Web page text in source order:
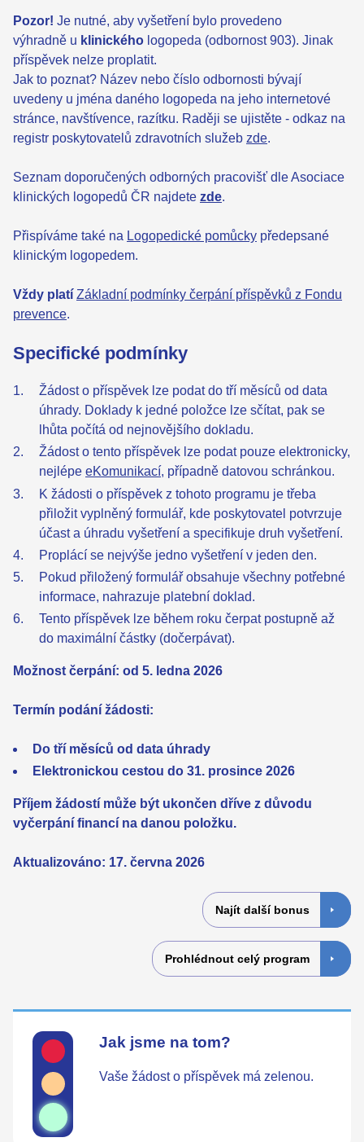
Pozor! Je nutné, aby vyšetření bylo provedeno
výhradně u klinického logopeda (odbornost 903). Jinak
příspěvek nelze proplatit.
Jak to poznat? Název nebo číslo odbornosti bývají
uvedeny u jména daného logopeda na jeho internetové
stránce, navštívence, razítku. Raději se ujistěte - odkaz na
registr poskytovatelů zdravotních služeb zde.
Seznam doporučených odborných pracovišť dle Asociace
klinických logopedů ČR najdete zde.
Přispíváme také na Logopedické pomůcky předepsané
klinickým logopedem.
Vždy platí Základní podmínky čerpání příspěvků z Fondu
prevence.
Specifické podmínky
Žádost o příspěvek lze podat do tří měsíců od data
úhrady. Doklady k jedné položce lze sčítat, pak se
lhůta počítá od nejnovějšího dokladu.
Žádost o tento příspěvek lze podat pouze elektronicky,
nejlépe eKomunikací, případně datovou schránkou.
K žádosti o příspěvek z tohoto programu je třeba
přiložit vyplněný formulář, kde poskytovatel potvrzuje
účast a úhradu vyšetření a specifikuje druh vyšetření.
Proplácí se nejvýše jedno vyšetření v jeden den.
Pokud přiložený formulář obsahuje všechny potřebné
informace, nahrazuje platební doklad.
Tento příspěvek lze během roku čerpat postupně až
do maximální částky (dočerpávat).
Možnost čerpání: od 5. ledna 2026
Termín podání žádosti:
Do tří měsíců od data úhrady
Elektronickou cestou do 31. prosince 2026
Příjem žádostí může být ukončen dříve z důvodu
vyčerpání financí na danou položku.
Aktualizováno: 17. června 2026
Najít další bonus
Prohlédnout celý program
Jak jsme na tom?
Vaše žádost o příspěvek má zelenou.